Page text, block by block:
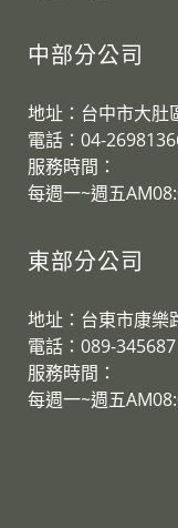
中部分公司
地址：台中市大肚
電話：04-
服務時間：
每週一~週五
東部分公司
地址：台東市康樂
電話：089-345687
服務時間：
每週一~週五